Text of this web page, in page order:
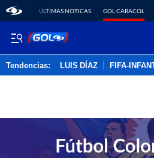
ÚLTIMAS NOTICAS GOL CARACOL
Tendencias: LUIS DÍAZ FIFA-